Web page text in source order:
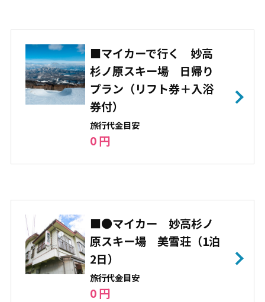
0%
スキー・ボ
ード
スキー：50% スノボー：50%
パーク
ハーフパイプ キッカー レール
ウェーブ テーブルトップ スパイ
ン ボックス
■マイカーで行く 妙高
杉ノ原スキー場 日帰り
プラン（リフト券＋入浴
券付）
旅⾏代⾦⽬安
0 円
■●マイカー 妙高杉ノ
原スキー場 美雪荘（1泊
2日）
旅⾏代⾦⽬安
0 円